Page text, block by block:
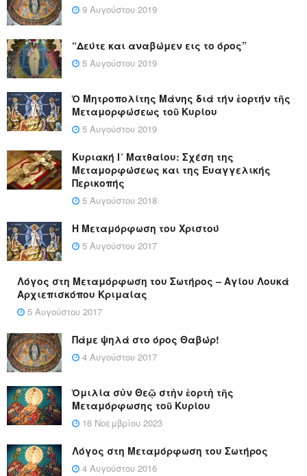
9 Αυγούστου 2019
“Δεύτε και αναβώμεν εις το όρος”
5 Αυγούστου 2019
Ὁ Μητροπολίτης Μάνης διά τήν ἑορτήν τῆς
Μεταμορφώσεως τοῦ Κυρίου
5 Αυγούστου 2019
Κυριακή Ι´ Ματθαίου: Σχέση της
Μεταμορφώσεως και της Ευαγγελικής
Περικοπής
5 Αυγούστου 2018
Η Μεταμόρφωση του Χριστού
5 Αυγούστου 2017
Λόγος στη Μεταμόρφωση του Σωτήρος – Αγίου Λουκά
Αρχιεπισκόπου Κριμαίας
5 Αυγούστου 2017
Πάμε ψηλά στο όρος Θαβώρ!
4 Αυγούστου 2017
Ὁμιλία σὺν Θεῷ στὴν ἑορτὴ τῆς
Μεταμόρφωσης τοῦ Κυρίου
16 Νοεμβρίου 2023
Λόγος στη Μεταμόρφωση του Σωτήρος
4 Αυγούστου 2016